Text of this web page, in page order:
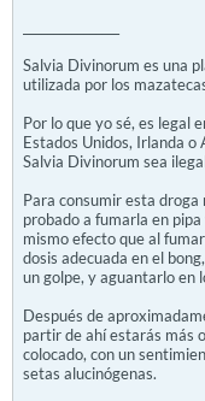
Salvia Divinorum es una
utilizada por los
Por lo que yo sé, es legal
Estados Unidos, Irlanda o
Salvia Divinorum sea
Para consumir esta
probado a fumarla en
mismo efecto que al
dosis adecuada en el
un golpe, y aguantarlo en
Después de
partir de ahí estarás más
colocado, con un
setas alucinógenas.